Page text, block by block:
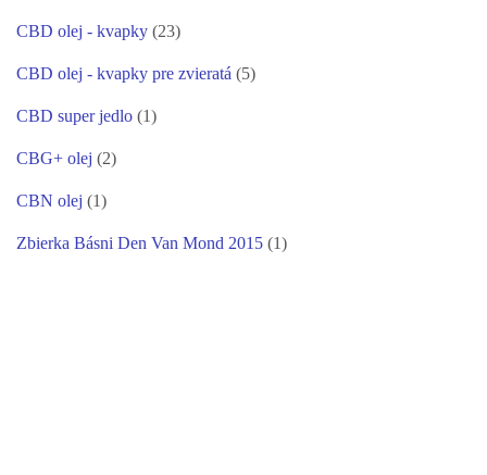
CBD olej - kvapky (23)
CBD olej - kvapky pre zvieratá (5)
CBD super jedlo (1)
CBG+ olej (2)
CBN olej (1)
Zbierka Básni Den Van Mond 2015 (1)